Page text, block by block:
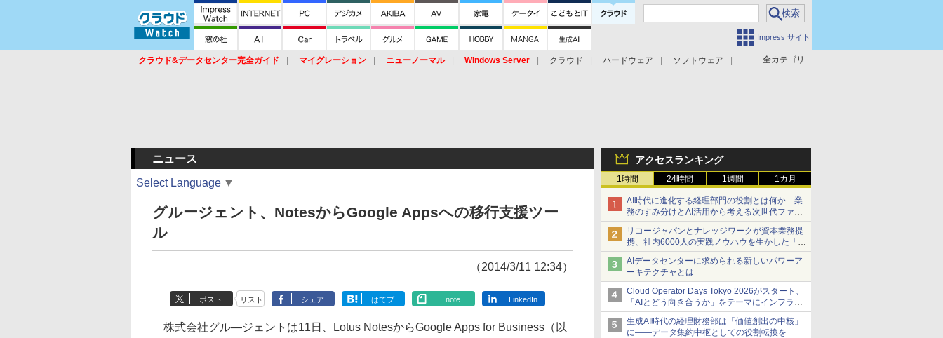
Impress サイト
全カテゴリ
クラウド&データセンター完全ガイド マイグレーション ニューノーマル Windows Server クラウド ハードウェア
ソフトウェア
アクセスランキング
1時間 24時間 1週間 1カ月
AI時代に進化する経理部門の役割とは何か 業
務のすみ分けとAI活用から考える次世代ファイ
ナンス戦略
リコージャパンとナレッジワークが資本業務提
携、社内6000人の実践ノウハウを生かした「AI
商談記録 for RICOH」を展開へ
AIデータセンターに求められる新しいパワーア
ーキテクチャとは
Cloud Operator Days Tokyo 2026がスタート、
「AIとどう向き合うか」をテーマにインフラ運
用の知見を集約
生成AI時代の経理財務部は「価値創出の中核」
に――データ集約中枢としての役割転換を
ニュース
Select Language ▼
グルージェント、NotesからGoogle Appsへの移行支援ツー
ル
（2014/3/11 12:34）
ポスト リスト シェア はてブ note LinkedIn
株式会社グル―ジェントは11日、Lotus NotesからGoogle Apps for Business（以